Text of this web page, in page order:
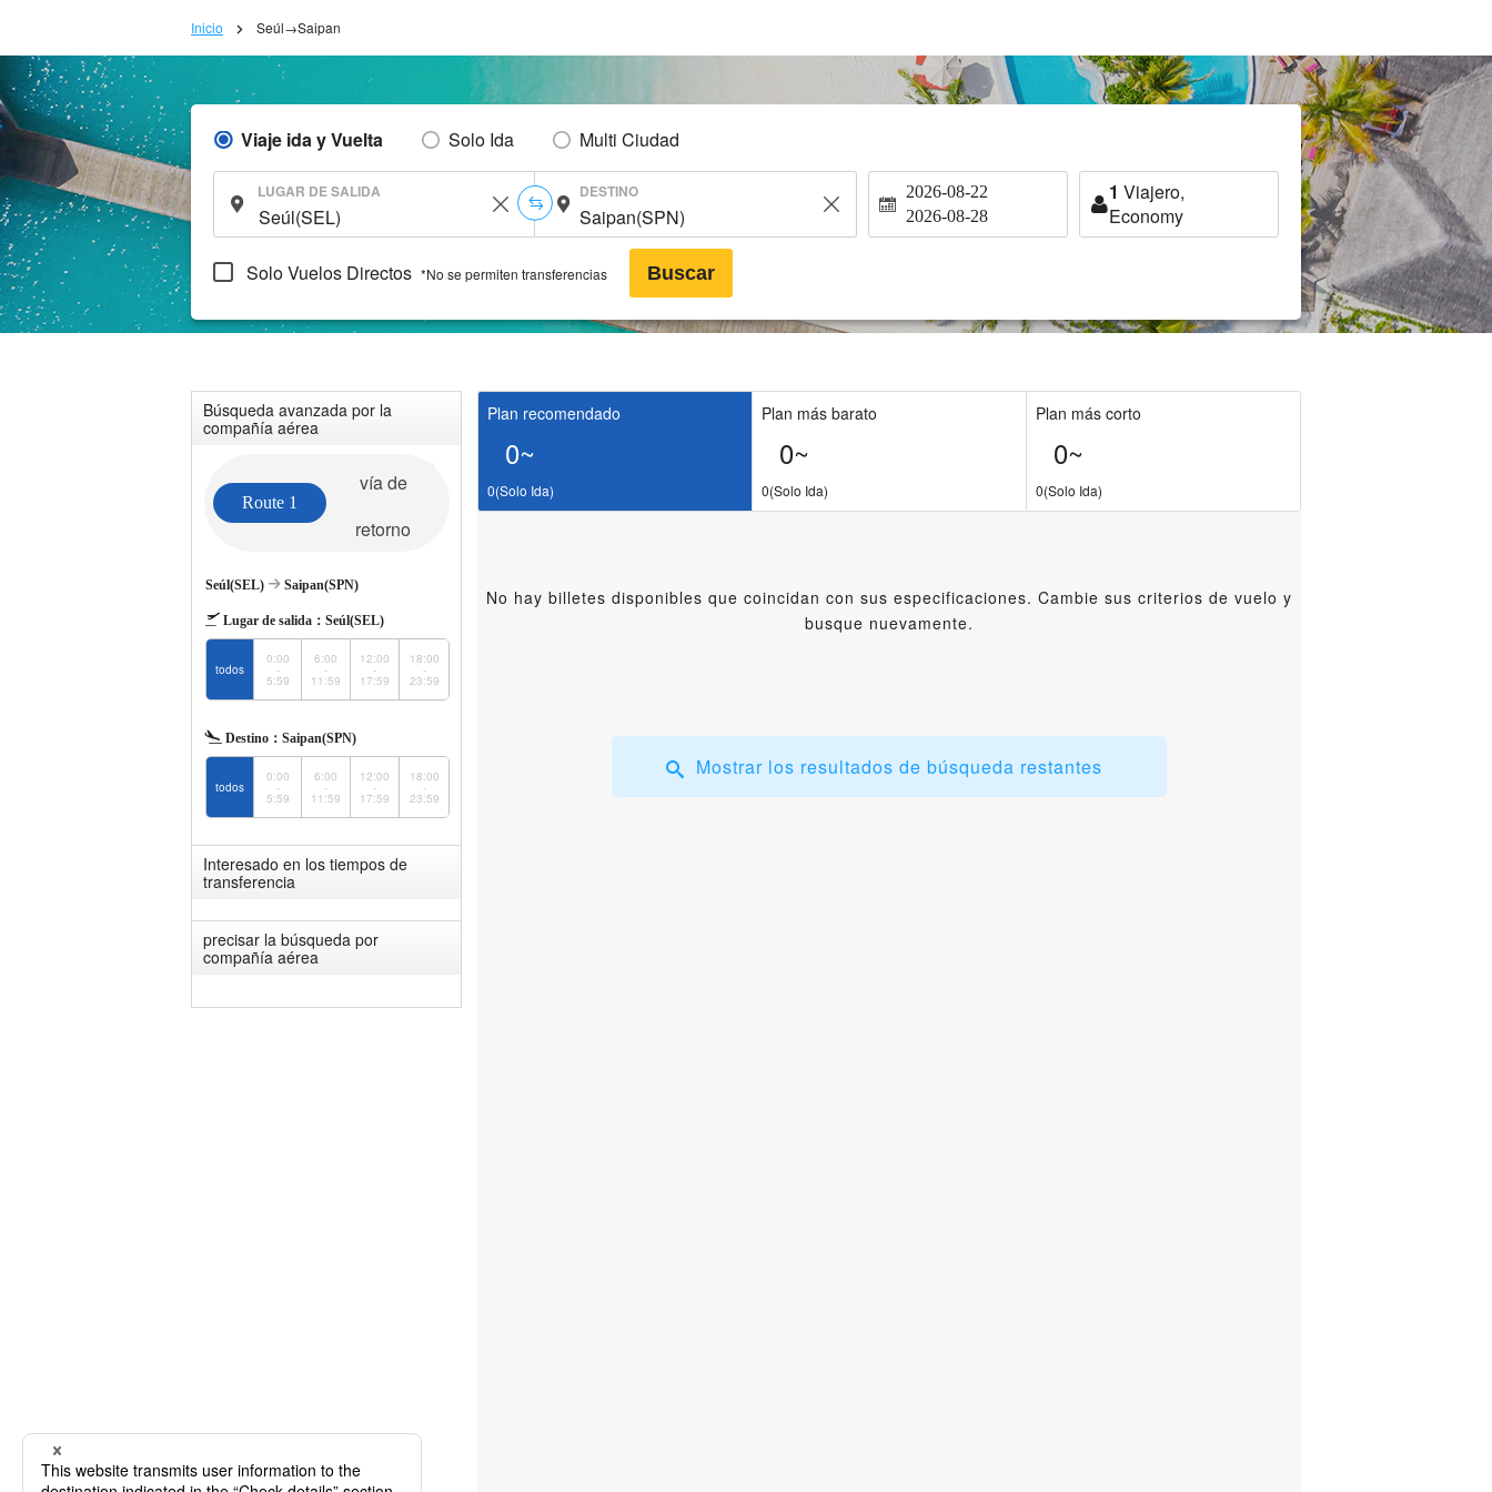
Inicio Seúl→Saipan
Viaje ida y Vuelta Solo Ida Multi Ciudad
LUGAR DE SALIDA DESTINO 2026-08-22
2026-08-28
1 Viajero,
Economy
Solo Vuelos Directos *No se permiten transferencias Buscar
Búsqueda avanzada por la
compañía aérea
Route 1
vía de
retorno
Seúl(SEL) Saipan(SPN)
Lugar de salida： Seúl(SEL)
todos
0:00
-
5:59
6:00
-
11:59
12:00
-
17:59
18:00
-
23:59
Destino： Saipan(SPN)
todos
0:00
-
5:59
6:00
-
11:59
12:00
-
17:59
18:00
-
23:59
Interesado en los tiempos de
transferencia
precisar la búsqueda por
compañía aérea
Plan recomendado
0~
0(Solo Ida)
Plan más barato
0~
0(Solo Ida)
Plan más corto
0~
0(Solo Ida)
No hay billetes disponibles que coincidan con sus especificaciones. Cambie sus criterios de vuelo y
busque nuevamente.
Mostrar los resultados de búsqueda restantes